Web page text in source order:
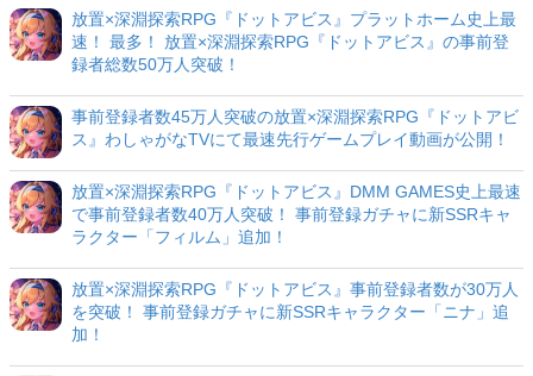
放置×深淵探索RPG『ドットアビス』プラットホーム史上最
速！ 最多！ 放置×深淵探索RPG『ドットアビス』の事前登
録者総数50万人突破！
事前登録者数45万人突破の放置×深淵探索RPG『ドットアビ
ス』わしゃがなTVにて最速先行ゲームプレイ動画が公開！
放置×深淵探索RPG『ドットアビス』DMM GAMES史上最速
で事前登録者数40万人突破！ 事前登録ガチャに新SSRキャ
ラクター「フィルム」追加！
放置×深淵探索RPG『ドットアビス』事前登録者数が30万人
を突破！ 事前登録ガチャに新SSRキャラクター「ニナ」追
加！